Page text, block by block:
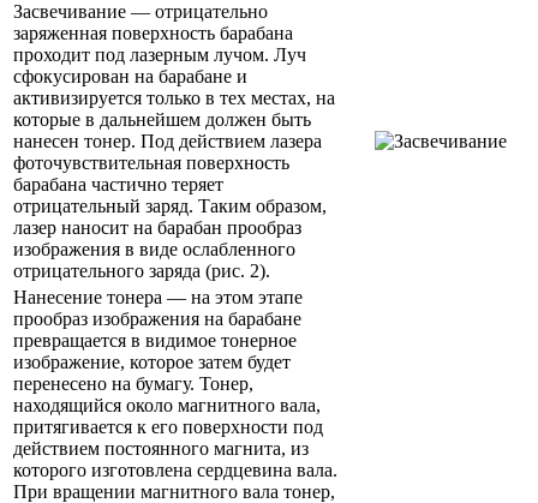
Засвечивание — отрицательно
заряженная поверхность барабана
проходит под лазерным лучом. Луч
сфокусирован на барабане и
активизируется только в тех местах, на
которые в дальнейшем должен быть
нанесен тонер. Под действием лазера
фоточувствительная поверхность
барабана частично теряет
отрицательный заряд. Таким образом,
лазер наносит на барабан прообраз
изображения в виде ослабленного
отрицательного заряда (рис. 2).
Нанесение тонера — на этом этапе
прообраз изображения на барабане
превращается в видимое тонерное
изображение, которое затем будет
перенесено на бумагу. Тонер,
находящийся около магнитного вала,
притягивается к его поверхности под
действием постоянного магнита, из
которого изготовлена сердцевина вала.
При вращении магнитного вала тонер,